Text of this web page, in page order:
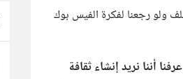
ولو رجعنا لفكرة الفيس بوك
أننا نريد إنشاء ثقافة